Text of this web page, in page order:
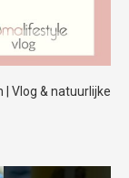
| Vlog & natuurlijke